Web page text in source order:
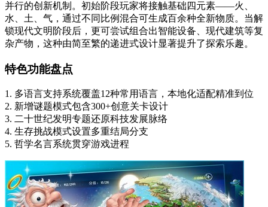
并行的创新机制。初始阶段玩家将接触基础四元素——火、
水、土、气，通过不同比例混合可生成百余种全新物质。当解
锁现代文明阶段后，更可尝试组合出智能设备、现代建筑等复
杂产物，这种由简至繁的递进式设计显著提升了探索乐趣。
特色功能盘点
1. 多语言支持系统覆盖12种常用语言，本地化适配精准到位
2. 新增谜题模式包含300+创意关卡设计
3. 二十世纪发明专题还原科技发展脉络
4. 生存挑战模式设置多重结局分支
5. 哲学名言系统贯穿游戏进程